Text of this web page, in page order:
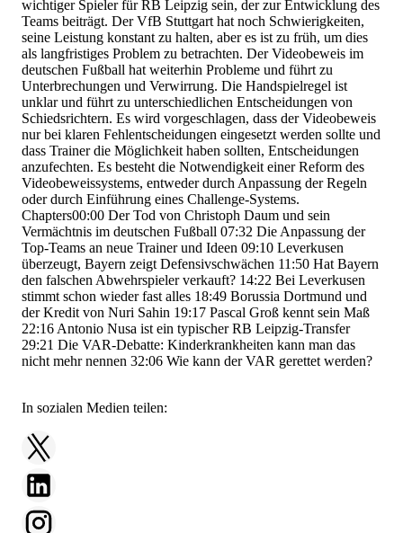
wichtiger Spieler für RB Leipzig sein, der zur Entwicklung des
Teams beiträgt. Der VfB Stuttgart hat noch Schwierigkeiten,
seine Leistung konstant zu halten, aber es ist zu früh, um dies
als langfristiges Problem zu betrachten. Der Videobeweis im
deutschen Fußball hat weiterhin Probleme und führt zu
Unterbrechungen und Verwirrung. Die Handspielregel ist
unklar und führt zu unterschiedlichen Entscheidungen von
Schiedsrichtern. Es wird vorgeschlagen, dass der Videobeweis
nur bei klaren Fehlentscheidungen eingesetzt werden sollte und
dass Trainer die Möglichkeit haben sollten, Entscheidungen
anzufechten. Es besteht die Notwendigkeit einer Reform des
Videobeweissystems, entweder durch Anpassung der Regeln
oder durch Einführung eines Challenge-Systems.
Chapters00:00 Der Tod von Christoph Daum und sein
Vermächtnis im deutschen Fußball 07:32 Die Anpassung der
Top-Teams an neue Trainer und Ideen 09:10 Leverkusen
überzeugt, Bayern zeigt Defensivschwächen 11:50 Hat Bayern
den falschen Abwehrspieler verkauft? 14:22 Bei Leverkusen
stimmt schon wieder fast alles 18:49 Borussia Dortmund und
der Kredit von Nuri Sahin 19:17 Pascal Groß kennt sein Maß
22:16 Antonio Nusa ist ein typischer RB Leipzig-Transfer
29:21 Die VAR-Debatte: Kinderkrankheiten kann man das
nicht mehr nennen 32:06 Wie kann der VAR gerettet werden?
In sozialen Medien teilen: